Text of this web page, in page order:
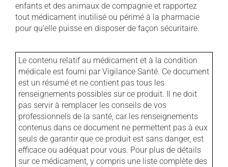
enfants et des animaux de compagnie et rapportez
tout médicament inutilisé ou périmé à la pharmacie
pour qu'elle puisse en disposer de façon sécuritaire.
Le contenu relatif au médicament et à la condition
médicale est fourni par Vigilance Santé. Ce document
est un résumé et ne contient pas tous les
renseignements possibles sur ce produit. Il ne doit
pas servir à remplacer les conseils de vos
professionnels de la santé, car les renseignements
contenus dans ce document ne permettent pas à eux
seuls de garantir que ce produit est sans danger, est
efficace ou adéquat pour vous. Pour plus de détails
sur ce médicament, y compris une liste complète des